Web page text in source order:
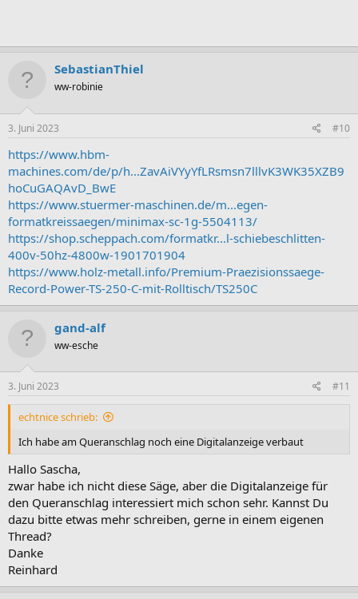
SebastianThiel
ww-robinie
3. Juni 2023 #10
https://www.hbm-
machines.com/de/p/h...ZavAiVYyYfLRsmsn7lllvK3WK35XZB9
hoCuGAQAvD_BwE
https://www.stuermer-maschinen.de/m...egen-
formatkreissaegen/minimax-sc-1g-5504113/
https://shop.scheppach.com/formatkr...l-schiebeschlitten-
400v-50hz-4800w-1901701904
https://www.holz-metall.info/Premium-Praezisionssaege-
Record-Power-TS-250-C-mit-Rolltisch/TS250C
gand-alf
ww-esche
3. Juni 2023 #11
echtnice schrieb:
Ich habe am Queranschlag noch eine Digitalanzeige verbaut
Hallo Sascha,
zwar habe ich nicht diese Säge, aber die Digitalanzeige für
den Queranschlag interessiert mich schon sehr. Kannst Du
dazu bitte etwas mehr schreiben, gerne in einem eigenen
Thread?
Danke
Reinhard